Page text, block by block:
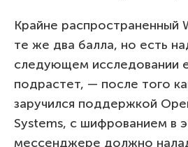
Крайне распространенный
те же два балла, но есть
следующем исследовании
подрастет, — после того
заручился поддержкой
Systems, с шифрованием в
мессенджере должно